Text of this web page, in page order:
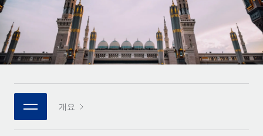
플랫폼
팀을 위한 통합된 핵심 HR 기능
연결 새로운
통합
핵심 비즈니스 도구로 프로세스를 간소화
엔터프라이즈
대기업을 위한 글로벌 HR
REMOTE 파트너 되기
플랫폼에 글로벌 HR을 유연하게 통합
Remote와의 파트너십 기회 탐색
체크리스트 및 템플릿
직무 설명 라이브러리
이벤트
Português (Portugal)
한국어
개요